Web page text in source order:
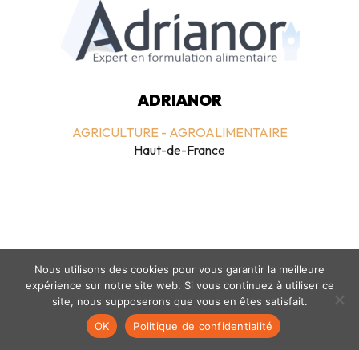
ADRIANOR
AGRICULTURE - AGROALIMENTAIRE
Haut-de-France
Mentions légales- politique de confidentialité- © coclico 2026
Nous utilisons des cookies pour vous garantir la meilleure
expérience sur notre site web. Si vous continuez à utiliser ce
site, nous supposerons que vous en êtes satisfait.
OK
Politique de confidentialité